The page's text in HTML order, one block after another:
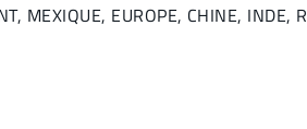
EUROPE, CHINE, INDE,